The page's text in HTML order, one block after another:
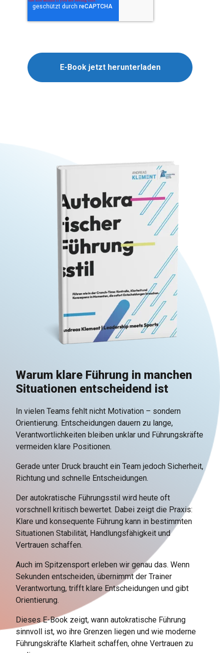
E-Book jetzt herunterladen
Warum klare Führung in manchen
Situationen entscheidend ist
In vielen Teams fehlt nicht Motivation – sondern
Orientierung. Entscheidungen dauern zu lange,
Verantwortlichkeiten bleiben unklar und Führungskräfte
vermeiden klare Positionen.
Gerade unter Druck braucht ein Team jedoch Sicherheit,
Richtung und schnelle Entscheidungen.
Der autokratische Führungsstil wird heute oft
vorschnell kritisch bewertet. Dabei zeigt die Praxis:
Klare und konsequente Führung kann in bestimmten
Situationen Stabilität, Handlungsfähigkeit und
Vertrauen schaffen.
Auch im Spitzensport erleben wir genau das. Wenn
Sekunden entscheiden, übernimmt der Trainer
Verantwortung, trifft klare Entscheidungen und gibt
Orientierung.
Dieses E-Book zeigt, wann autokratische Führung
sinnvoll ist, wo ihre Grenzen liegen und wie moderne
Führungskräfte Klarheit schaffen, ohne Vertrauen zu